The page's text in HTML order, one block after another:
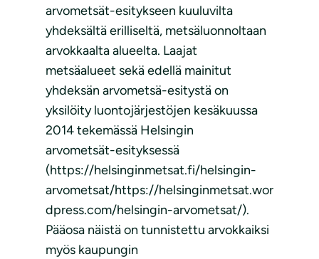
arvometsät-esitykseen kuuluvilta
yhdeksältä erilliseltä, metsäluonnoltaan
arvokkaalta alueelta. Laajat
metsäalueet sekä edellä mainitut
yhdeksän arvometsä-esitystä on
yksilöity luontojärjestöjen kesäkuussa
2014 tekemässä Helsingin
arvometsät-esityksessä
(https://helsinginmetsat.fi/helsingin-
arvometsat/https://helsinginmetsat.wor
dpress.com/helsingin-arvometsat/).
Pääosa näistä on tunnistettu arvokkaiksi
myös kaupungin